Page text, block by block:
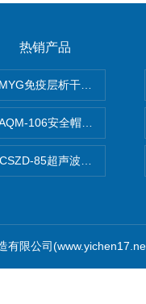
热销产品
MYG免疫层析干燥箱
106安全帽高温预处理
CSZD-85超声波清洗振荡器
有限公司